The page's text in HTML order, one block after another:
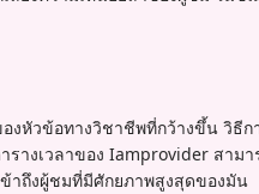
งหัวข้อทางวิชาชีพที่กว้างขึ้น วิธี
งเวลาของ Iamprovider สามา
าถึงผู้ชมที่มีศักยภาพสูงสุดของมัน